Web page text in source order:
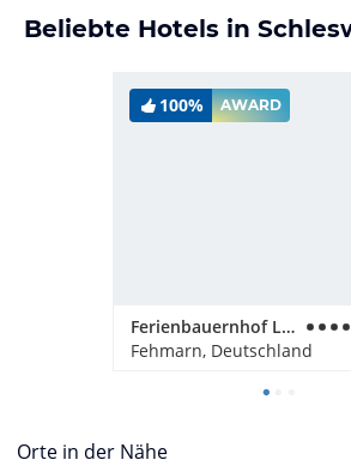
Beliebte Hotels in
100% AWARD
Ferienbauernhof Liesenberg mit Meerblick
Fehmarn, Deutschland
Orte in der Nähe